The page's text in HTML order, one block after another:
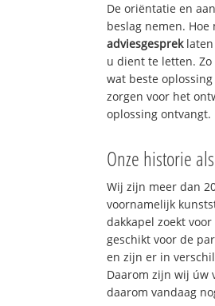
De oriëntatie en
beslag nemen.
adviesgespreklaten
u dient te letten.
wat beste
zorgen voor het
oplossing ontvangt.
Onze historie
Wij zijn meer dan
voornamelijk
dakkapel zoekt
geschikt voor de
en zijn er in
Daarom zijn wij úw
daarom vandaag